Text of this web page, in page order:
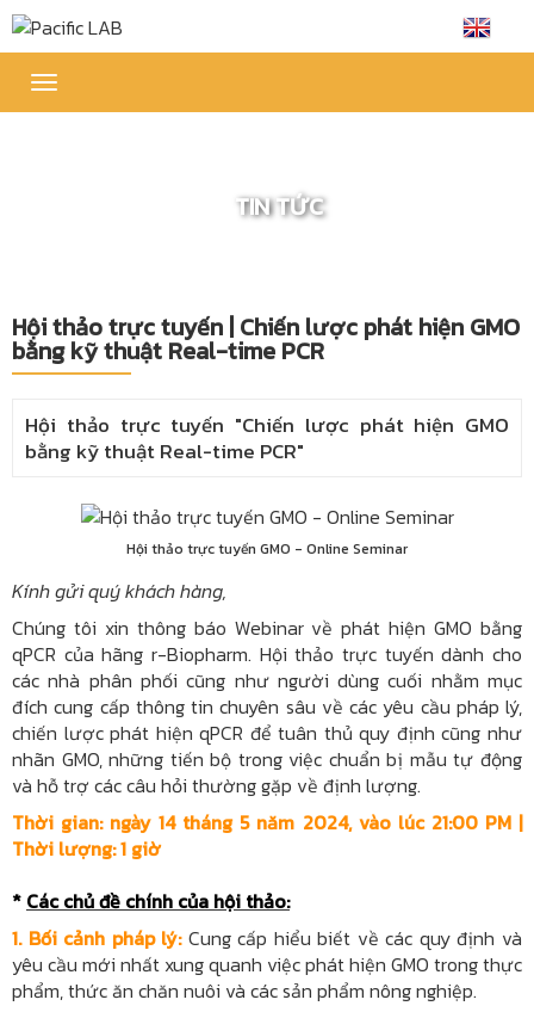
Toggle
navigation
TIN TỨC
Hội thảo trực tuyến | Chiến lược phát hiện GMO
bằng kỹ thuật Real-time PCR
Hội thảo trực tuyến "Chiến lược phát hiện GMO
bằng kỹ thuật Real-time PCR"
Hội thảo trực tuyến GMO - Online Seminar
Kính gửi quý khách hàng,
Chúng tôi xin thông báo Webinar về phát hiện GMO bằng
qPCR của hãng r-Biopharm. Hội thảo trực tuyến dành cho
các nhà phân phối cũng như người dùng cuối nhằm mục
đích cung cấp thông tin chuyên sâu về các yêu cầu pháp lý,
chiến lược phát hiện qPCR để tuân thủ quy định cũng như
nhãn GMO, những tiến bộ trong việc chuẩn bị mẫu tự động
và hỗ trợ các câu hỏi thường gặp về định lượng.
Thời gian: ngày 14 tháng 5 năm 2024, vào lúc 21:00 PM |
Thời lượng: 1 giờ
* Các chủ đề chính của hội thảo:
1. Bối cảnh pháp lý:Cung cấp hiểu biết về các quy định và
yêu cầu mới nhất xung quanh việc phát hiện GMO trong thực
phẩm, thức ăn chăn nuôi và các sản phẩm nông nghiệp.